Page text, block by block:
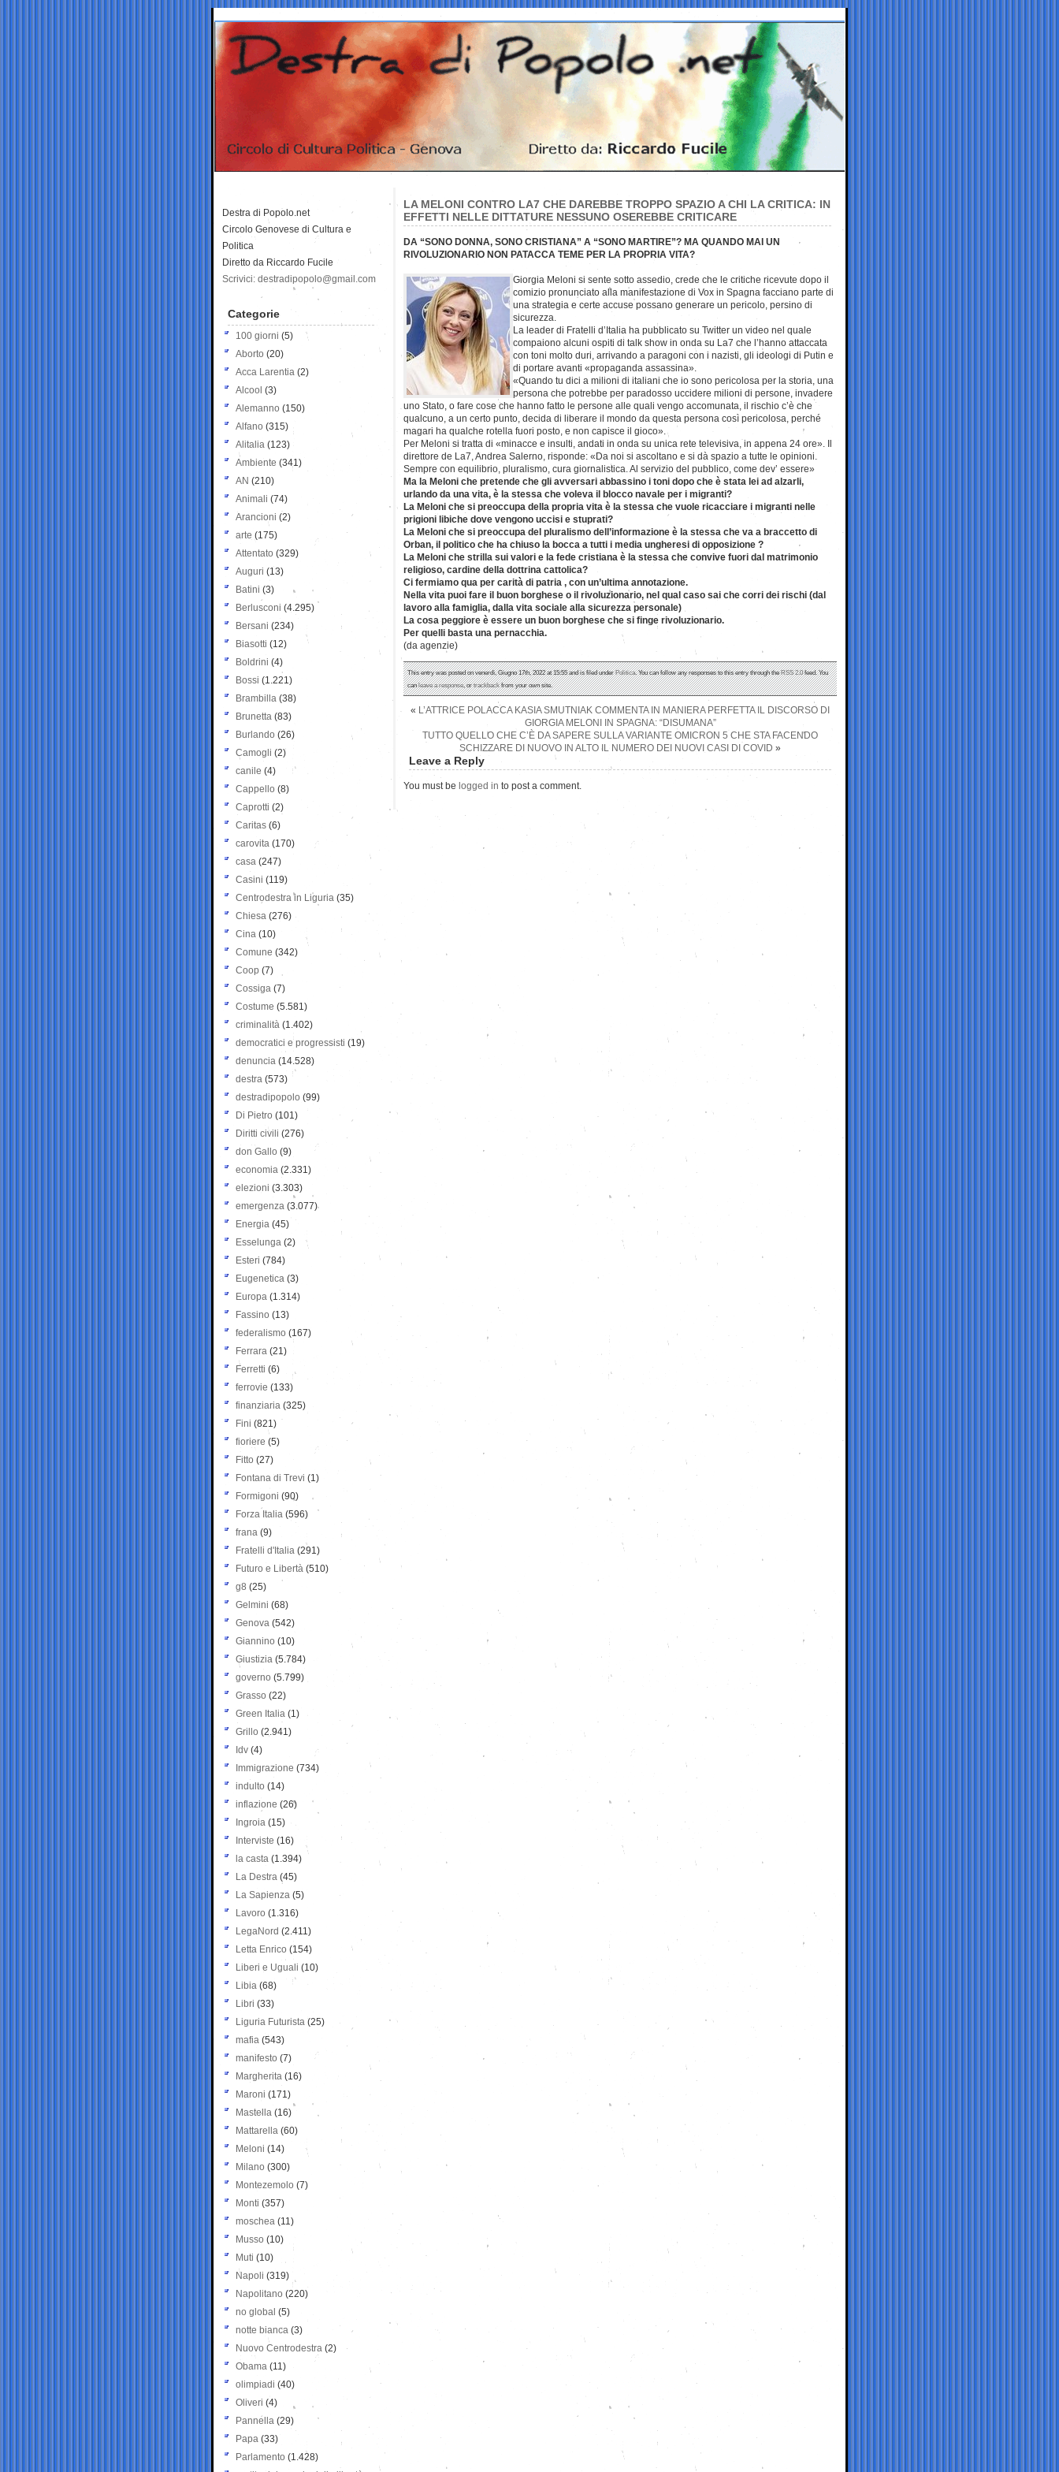
LA MELONI CONTRO LA7 CHE DAREBBE TROPPO SPAZIO A CHI LA CRITICA: IN
EFFETTI NELLE DITTATURE NESSUNO OSEREBBE CRITICARE
DA “SONO DONNA, SONO CRISTIANA” A “SONO MARTIRE”? MA QUANDO MAI UN
RIVOLUZIONARIO NON PATACCA TEME PER LA PROPRIA VITA?
Giorgia Meloni si sente sotto assedio, crede che le critiche ricevute dopo il
comizio pronunciato alla manifestazione di Vox in Spagna facciano parte di
una strategia e certe accuse possano generare un pericolo, persino di
sicurezza.
La leader di Fratelli d’Italia ha pubblicato su Twitter un video nel quale
compaiono alcuni ospiti di talk show in onda su La7 che l’hanno attaccata
con toni molto duri, arrivando a paragoni con i nazisti, gli ideologi di Putin e
di portare avanti «propaganda assassina».
«Quando tu dici a milioni di italiani che io sono pericolosa per la storia, una
persona che potrebbe per paradosso uccidere milioni di persone, invadere
uno Stato, o fare cose che hanno fatto le persone alle quali vengo accomunata, il rischio c’è che
qualcuno, a un certo punto, decida di liberare il mondo da questa persona così pericolosa, perché
magari ha qualche rotella fuori posto, e non capisce il gioco».
Per Meloni si tratta di «minacce e insulti, andati in onda su unica rete televisiva, in appena 24 ore». Il
direttore de La7, Andrea Salerno, risponde: «Da noi si ascoltano e si dà spazio a tutte le opinioni.
Sempre con equilibrio, pluralismo, cura giornalistica. Al servizio del pubblico, come dev’ essere»
Ma la Meloni che pretende che gli avversari abbassino i toni dopo che è stata lei ad alzarli,
urlando da una vita, è la stessa che voleva il blocco navale per i migranti?
La Meloni che si preoccupa della propria vita è la stessa che vuole ricacciare i migranti nelle
prigioni libiche dove vengono uccisi e stuprati?
La Meloni che si preoccupa del pluralismo dell’informazione è la stessa che va a braccetto di
Orban, il politico che ha chiuso la bocca a tutti i media ungheresi di opposizione ?
La Meloni che strilla sui valori e la fede cristiana è la stessa che convive fuori dal matrimonio
religioso, cardine della dottrina cattolica?
Ci fermiamo qua per carità di patria , con un’ultima annotazione.
Nella vita puoi fare il buon borghese o il rivoluzionario, nel qual caso sai che corri dei rischi (dal
lavoro alla famiglia, dalla vita sociale alla sicurezza personale)
La cosa peggiore è essere un buon borghese che si finge rivoluzionario.
Per quelli basta una pernacchia.
(da agenzie)
This entry was posted on venerdì, Giugno 17th, 2022 at 15:55 and is filed underPolitica. You can follow any responses to this entry through theRSS 2.0feed. You
canleave a response, ortrackbackfrom your own site.
« L’ATTRICE POLACCA KASIA SMUTNIAK COMMENTA IN MANIERA PERFETTA IL DISCORSO DI
GIORGIA MELONI IN SPAGNA: “DISUMANA”
TUTTO QUELLO CHE C’È DA SAPERE SULLA VARIANTE OMICRON 5 CHE STA FACENDO
SCHIZZARE DI NUOVO IN ALTO IL NUMERO DEI NUOVI CASI DI COVID »
Leave a Reply
You must be logged in to post a comment.
Destra di Popolo.net
Circolo Genovese di Cultura e
Politica
Diretto da Riccardo Fucile
Scrivici: destradipopolo@gmail.com
Categorie
100 giorni (5)
Aborto (20)
Acca Larentia (2)
Alcool (3)
Alemanno (150)
Alfano (315)
Alitalia (123)
Ambiente (341)
AN (210)
Animali (74)
Arancioni (2)
arte (175)
Attentato (329)
Auguri (13)
Batini (3)
Berlusconi (4.295)
Bersani (234)
Biasotti (12)
Boldrini (4)
Bossi (1.221)
Brambilla (38)
Brunetta (83)
Burlando (26)
Camogli (2)
canile (4)
Cappello (8)
Caprotti (2)
Caritas (6)
carovita (170)
casa (247)
Casini (119)
Centrodestra in Liguria (35)
Chiesa (276)
Cina (10)
Comune (342)
Coop (7)
Cossiga (7)
Costume (5.581)
criminalità (1.402)
democratici e progressisti (19)
denuncia (14.528)
destra (573)
destradipopolo (99)
Di Pietro (101)
Diritti civili (276)
don Gallo (9)
economia (2.331)
elezioni (3.303)
emergenza (3.077)
Energia (45)
Esselunga (2)
Esteri (784)
Eugenetica (3)
Europa (1.314)
Fassino (13)
federalismo (167)
Ferrara (21)
Ferretti (6)
ferrovie (133)
finanziaria (325)
Fini (821)
fioriere (5)
Fitto (27)
Fontana di Trevi (1)
Formigoni (90)
Forza Italia (596)
frana (9)
Fratelli d'Italia (291)
Futuro e Libertà (510)
g8 (25)
Gelmini (68)
Genova (542)
Giannino (10)
Giustizia (5.784)
governo (5.799)
Grasso (22)
Green Italia (1)
Grillo (2.941)
Idv (4)
Immigrazione (734)
indulto (14)
inflazione (26)
Ingroia (15)
Interviste (16)
la casta (1.394)
La Destra (45)
La Sapienza (5)
Lavoro (1.316)
LegaNord (2.411)
Letta Enrico (154)
Liberi e Uguali (10)
Libia (68)
Libri (33)
Liguria Futurista (25)
mafia (543)
manifesto (7)
Margherita (16)
Maroni (171)
Mastella (16)
Mattarella (60)
Meloni (14)
Milano (300)
Montezemolo (7)
Monti (357)
moschea (11)
Musso (10)
Muti (10)
Napoli (319)
Napolitano (220)
no global (5)
notte bianca (3)
Nuovo Centrodestra (2)
Obama (11)
olimpiadi (40)
Oliveri (4)
Pannella (29)
Papa (33)
Parlamento (1.428)